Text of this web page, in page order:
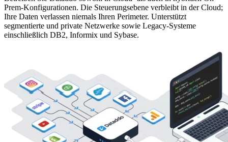
Prem-Konfigurationen. Die Steuerungsebene verbleibt in der Cloud;
Ihre Daten verlassen niemals Ihren Perimeter. Unterstützt
segmentierte und private Netzwerke sowie Legacy-Systeme
einschließlich DB2, Informix und Sybase.